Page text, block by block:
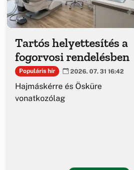
Tartós helyettesítés a
fogorvosi rendelésben
Populáris hír 2026. 07. 31 16:42
Hajmáskérre és Ösküre
vonatkozólag